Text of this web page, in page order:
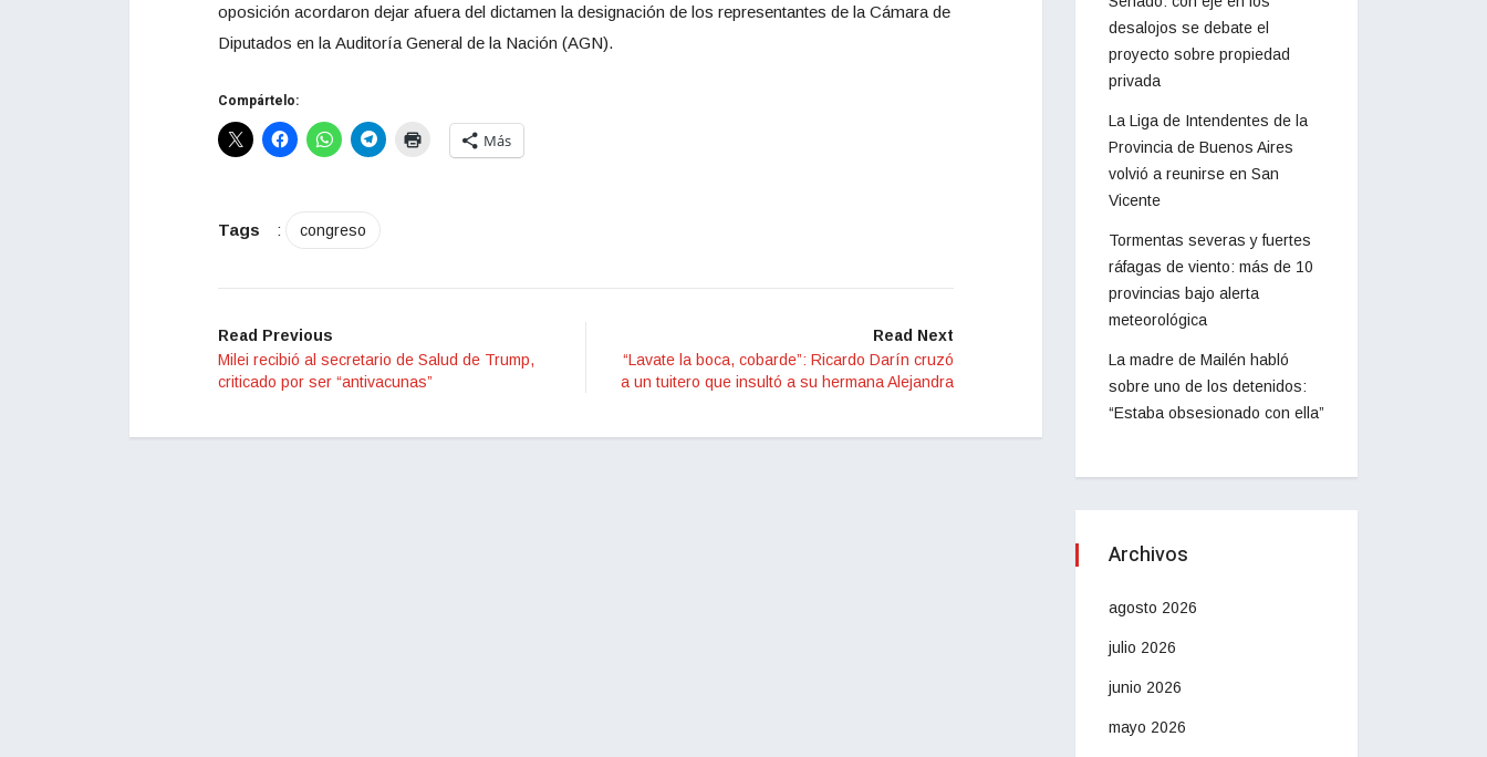
oposición acordaron dejar afuera del dictamen la designación de los representantes de la Cámara de
Diputados en la Auditoría General de la Nación (AGN).
Compártelo:
Más
Tags : congreso
Read Previous
Milei recibió al secretario de Salud de Trump,
criticado por ser “antivacunas”
Read Next
“Lavate la boca, cobarde”: Ricardo Darín cruzó
a un tuitero que insultó a su hermana Alejandra
desalojos se debate el
proyecto sobre propiedad
privada
La Liga de Intendentes de la
Provincia de Buenos Aires
volvió a reunirse en San
Vicente
Tormentas severas y fuertes
ráfagas de viento: más de 10
provincias bajo alerta
meteorológica
La madre de Mailén habló
sobre uno de los detenidos:
“Estaba obsesionado con ella”
Archivos
agosto 2026
julio 2026
junio 2026
mayo 2026